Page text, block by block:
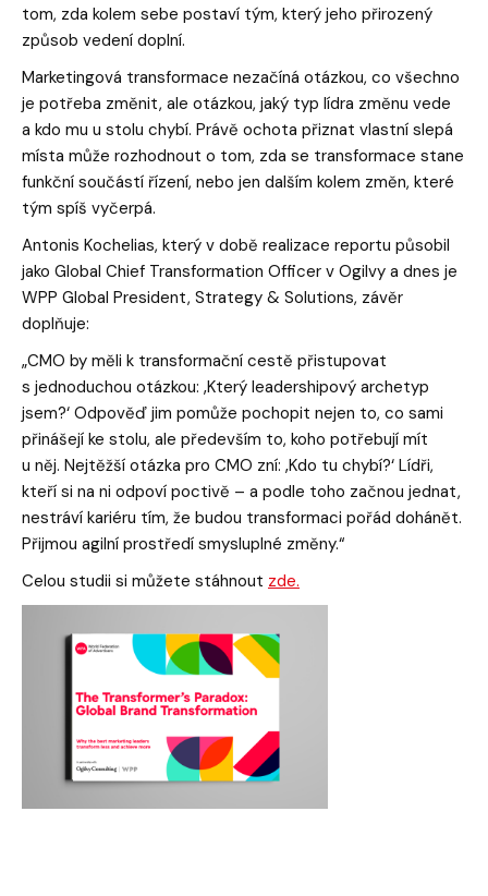
tom, zda kolem sebe postaví tým, který jeho přirozený
způsob vedení doplní.
Marketingová transformace nezačíná otázkou, co všechno
je potřeba změnit, ale otázkou, jaký typ lídra změnu vede
a kdo mu u stolu chybí. Právě ochota přiznat vlastní slepá
místa může rozhodnout o tom, zda se transformace stane
funkční součástí řízení, nebo jen dalším kolem změn, které
tým spíš vyčerpá.
Antonis Kochelias, který v době realizace reportu působil
jako Global Chief Transformation Officer v Ogilvy a dnes je
WPP Global President, Strategy & Solutions, závěr
doplňuje:
„CMO by měli k transformační cestě přistupovat
s jednoduchou otázkou: ‚Který leadershipový archetyp
jsem?‘ Odpověď jim pomůže pochopit nejen to, co sami
přinášejí ke stolu, ale především to, koho potřebují mít
u něj. Nejtěžší otázka pro CMO zní: ‚Kdo tu chybí?‘ Lídři,
kteří si na ni odpoví poctivě – a podle toho začnou jednat,
nestráví kariéru tím, že budou transformaci pořád dohánět.
Přijmou agilní prostředí smysluplné změny.“
Celou studii si můžete stáhnout zde.